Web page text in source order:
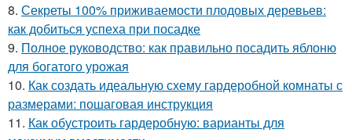
8. Секреты 100% приживаемости плодовых деревьев:
как добиться успеха при посадке
9. Полное руководство: как правильно посадить яблоню
для богатого урожая
10. Как создать идеальную схему гардеробной комнаты с
размерами: пошаговая инструкция
11. Как обустроить гардеробную: варианты для